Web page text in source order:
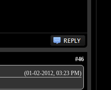
#46
(01-02-2012, 03:23 PM)